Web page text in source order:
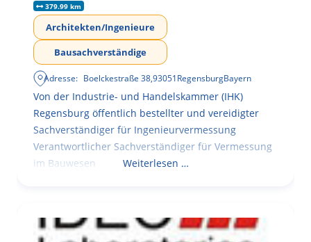
379.99 km
Architekten/Ingenieure
Bausachverständige
Adresse: Boelckestraße 38,93051RegensburgBayern
Von der Industrie- und Handelskammer (IHK)
Regensburg öffentlich bestellter und vereidigter
Sachverständiger für Ingenieurvermessung
Verantwortlicher Sachverständiger für Vermessung
im Bauwesen
Weiterlesen …